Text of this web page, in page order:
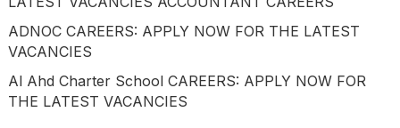
ADNOC CAREERS: APPLY NOW FOR THE LATEST
VACANCIES
Al Ahd Charter School CAREERS: APPLY NOW FOR
THE LATEST VACANCIES